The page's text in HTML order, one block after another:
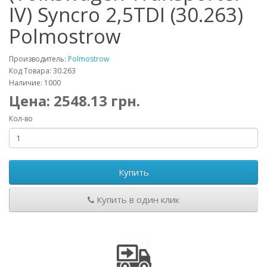
IV) Syncro 2,5TDI (30.263)
Polmostrow
Производитель: Polmostrow
Код Товара: 30.263
Наличие: 1000
Цена: 2548.13 грн.
Кол-во
Купить
Купить в один клик